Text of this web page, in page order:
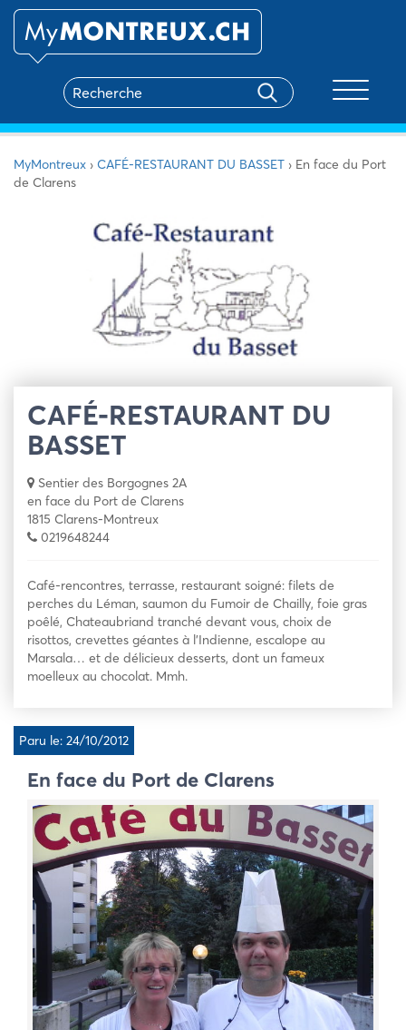
MyMontreux › CAFÉ-RESTAURANT DU BASSET › En face du Port
de Clarens
CAFÉ-RESTAURANT DU
BASSET
Sentier des Borgognes 2A
en face du Port de Clarens
1815 Clarens-Montreux
0219648244
Café-rencontres, terrasse, restaurant soigné: filets de
perches du Léman, saumon du Fumoir de Chailly, foie gras
poêlé, Chateaubriand tranché devant vous, choix de
risottos, crevettes géantes à l’Indienne, escalope au
Marsala… et de délicieux desserts, dont un fameux
moelleux au chocolat. Mmh.
Paru le: 24/10/2012
En face du Port de Clarens